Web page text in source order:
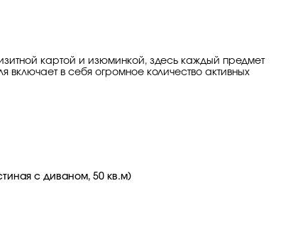
картой и изюминкой, здесь каждый предмет
в себя огромное количество активных
с диваном, 50 кв.м)